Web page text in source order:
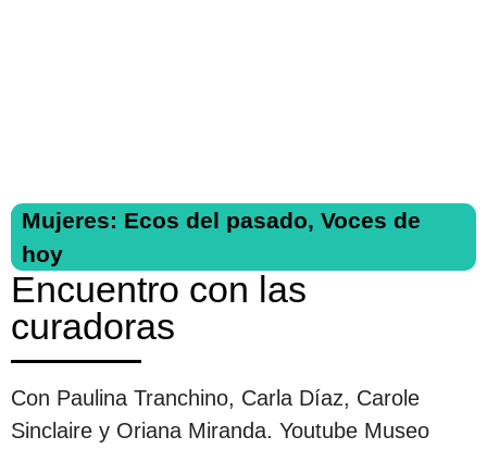
Mujeres: Ecos del pasado, Voces de
hoy
Encuentro con las
curadoras
Con Paulina Tranchino, Carla Díaz, Carole
Sinclaire y Oriana Miranda. Youtube Museo